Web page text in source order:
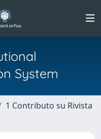
System
1 Contributo su Rivista